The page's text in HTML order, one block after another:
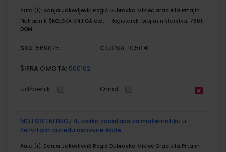
Autor(i): Sanja Jakovljević Rogić Dubravka Miklec Graciella Prtajin
Nakladnik: ŠKOLSKA KNJIGA d.d. Registarski broj ministarstva: 7661-
DOM
SKU: 569075 CIJENA: 10,50 €
ŠIFRA OMOTA: 500162
Udžbenik Omot
MOJ SRETNI BROJ 4; zbirka zadataka za matematiku u
četvrtom razredu osnovne škole
Autor(i): Sanja Jakovljević Rogić Dubravka Miklec Graciella Prtajin